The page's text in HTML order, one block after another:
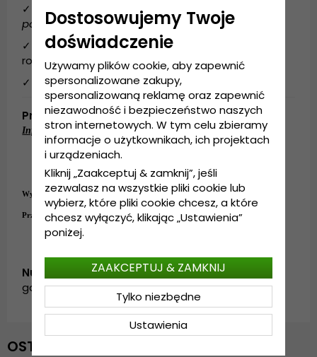
✓ Darmowa dostawa* i zwrot ( *przy zakupach
powyżej 49 zl)
✓ Wyślemy Twoje zamówienie w ciągu 1-2 dni
roboczych.
✓ 14 dni na anulowanie zamówienia.
Produktbeskrivning
Informacje szczegółowe:
Wykonanie: 100%
bawełna
Rozmiar uniwersalny
Regulacja z tyłu czapki.
Wykonanie:100%bawełna
Przewodnik po rozmiarach:Rozmiar uniwersalny
Numer artykułu:
garda.cap.brown3
OSTATNIO OGLĄDANE
Dostosowujemy Twoje
doświadczenie
Używamy plików cookie, aby zapewnić
spersonalizowane zakupy,
spersonalizowaną reklamę oraz zapewnić
niezawodność i bezpieczeństwo naszych
stron internetowych. W tym celu zbieramy
informacje o użytkownikach, ich projektach
i urządzeniach.
Kliknij „Zaakceptuj & zamknij”, jeśli
zezwalasz na wszystkie pliki cookie lub
wybierz, które pliki cookie chcesz, a które
chcesz wyłączyć, klikając „Ustawienia”
poniżej.
Ustawienia
Tylko niezbędne
ZAAKCEPTUJ & ZAMKNIJ